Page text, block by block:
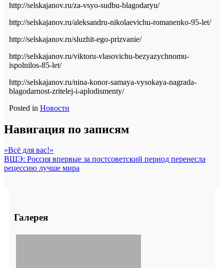
http://selskajanov.ru/za-vsyo-sudbu-blagodaryu/
http://selskajanov.ru/aleksandru-nikolaevichu-romanenko-95-let/
http://selskajanov.ru/sluzhit-ego-prizvanie/
http://selskajanov.ru/viktoru-vlasovichu-bezyazychnomu-
ispolnilos-85-let/
http://selskajanov.ru/nina-konor-samaya-vysokaya-nagrada-
blagodarnost-zritelej-i-aplodismenty/
Posted in Новости
Навигация по записям
«Всё для вас!»
ВШЭ: Россия впервые за постсоветский период перенесла
рецессию лучше мира
Галерея